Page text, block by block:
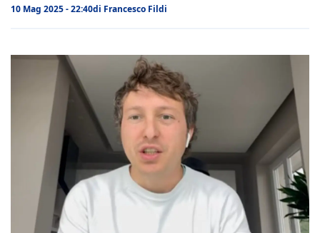
10 Mag 2025 - 22:40di Francesco Fildi